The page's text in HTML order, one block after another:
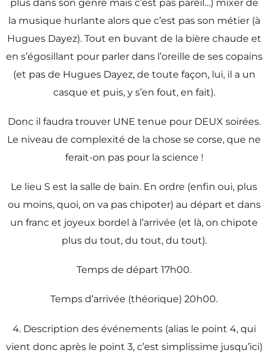
plus dans son genre mais c’est pas pareil…) mixer de
la musique hurlante alors que c’est pas son métier (à
Hugues Dayez). Tout en buvant de la bière chaude et
en s’égosillant pour parler dans l’oreille de ses copains
(et pas de Hugues Dayez, de toute façon, lui, il a un
casque et puis, y s’en fout, en fait).
Donc il faudra trouver UNE tenue pour DEUX soirées.
Le niveau de complexité de la chose se corse, que ne
ferait-on pas pour la science !
Le lieu S est la salle de bain. En ordre (enfin oui, plus
ou moins, quoi, on va pas chipoter) au départ et dans
un franc et joyeux bordel à l’arrivée (et là, on chipote
plus du tout, du tout, du tout).
Temps de départ 17h00.
Temps d’arrivée (théorique) 20h00.
4. Description des événements (alias le point 4, qui
vient donc après le point 3, c’est simplissime jusqu’ici)